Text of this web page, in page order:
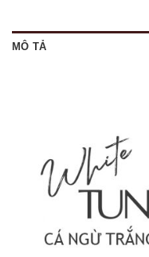
MÔ TẢ